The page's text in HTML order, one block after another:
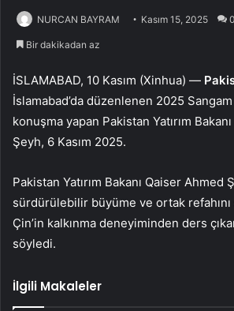
NURCAN BAYRAM Kasım 15, 2025 0
Bir dakikadan az
İSLAMABAD, 10 Kasım (Xinhua) —
İslamabad’da düzenlenen 2025
konuşma yapan Pakistan Yatırım
Şeyh, 6 Kasım 2025.
Pakistan Yatırım Bakanı Qaiser Ahmed
sürdürülebilir büyüme ve ortak refahını
Çin’in kalkınma deneyiminden ders
söyledi.
İlgili Makaleler